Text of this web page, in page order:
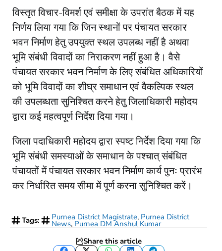
विस्तृत विचार-विमर्श एवं समीक्षा के उपरांत बैठक में यह
निर्णय लिया गया कि जिन स्थानों पर पंचायत सरकार
भवन निर्माण हेतु उपयुक्त स्थल उपलब्ध नहीं है अथवा
भूमि संबंधी विवादों का निराकरण नहीं हुआ है। वैसे
पंचायत सरकार भवन निर्माण के लिए संबंधित अधिकारियों
को भूमि विवादों का शीघ्र समाधान एवं वैकल्पिक स्थल
की उपलब्धता सुनिश्चित करने हेतु जिलाधिकारी महोदय
द्वारा कई महत्वपूर्ण निर्देश दिया गया।
जिला पदाधिकारी महोदय द्वारा स्पष्ट निर्देश दिया गया कि
भूमि संबंधी समस्याओं के समाधान के पश्चात् संबंधित
पंचायतों में पंचायत सरकार भवन निर्माण कार्य पुनः प्रारंभ
कर निर्धारित समय सीमा में पूर्ण करना सुनिश्चित करें।
Tags: Purnea District Magistrate, Purnea District
News, Purnea DM Anshul Kumar
Share this article